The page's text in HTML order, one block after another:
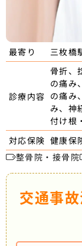
最寄り 三枚橋
診療内容
骨折、
の痛み
の痛み
み、神
付け根
対応保険 健康保
整骨院・接骨院
交通事